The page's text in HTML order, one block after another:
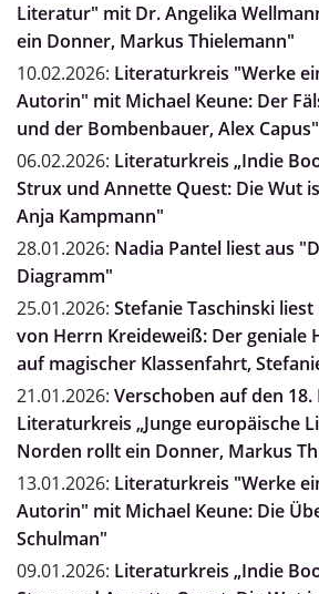
Literatur" mit Dr. Angelika
ein Donner, Markus Thielemann"
10.02.2026: Literaturkreis "Werke
Autorin" mit Michael Keune: Der
und der Bombenbauer, Alex Capus"
06.02.2026: Literaturkreis „Indie
Strux und Annette Quest: Die Wut
Anja Kampmann"
28.01.2026: Nadia Pantel liest aus
Diagramm"
25.01.2026: Stefanie Taschinski
von Herrn Kreideweiß: Der geniale
auf magischer Klassenfahrt,
21.01.2026: Verschoben auf den 18.
Literaturkreis „Junge europäische
Norden rollt ein Donner, Markus
13.01.2026: Literaturkreis "Werke
Autorin" mit Michael Keune: Die
Schulman"
09.01.2026: Literaturkreis „Indie